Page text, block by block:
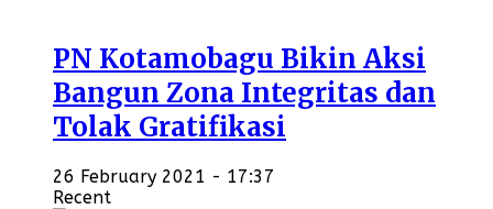
PN Kotamobagu Bikin Aksi
Bangun Zona Integritas dan
Tolak Gratifikasi
26 February 2021 - 17:37
Recent